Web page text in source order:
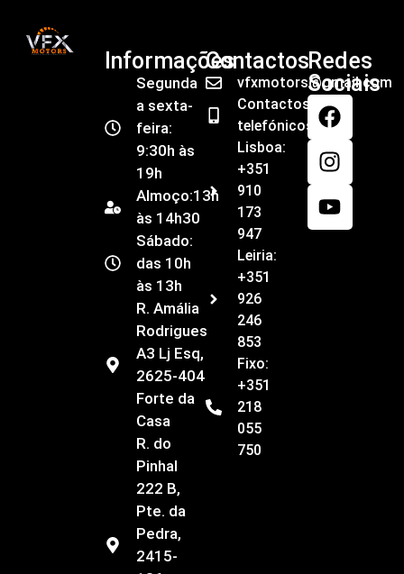
Informações
Segunda
a sexta-
feira:
9:30h às
19h
Almoço:13h
às 14h30
Sábado:
das 10h
às 13h
R. Amália
Rodrigues
A3 Lj Esq,
2625-404
Forte da
Casa
R. do
Pinhal
222 B,
Pte. da
Pedra,
2415-
Contactos
vfxmotors@gmail.com
Contactos
telefónicos
Lisboa:
+351
910
173
947
Leiria:
+351
926
246
853
Fixo:
+351
218
055
750
Redes
Sociais